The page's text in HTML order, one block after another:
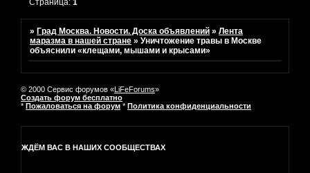
Страница:1
»Град Москва. Новости. Доска объявлений »Лента
маразма в нашей стране »Уничтожение травы в Москве
объяснили «клещами, мышами и крысами»
© 2000 Сервис форумов «LiFeForums»
Создать форум бесплатно
* Пожаловаться на форум * Политика конфиденциальности
ЖДЁМ ВАС В НАШИХ СООБЩЕСТВАХ